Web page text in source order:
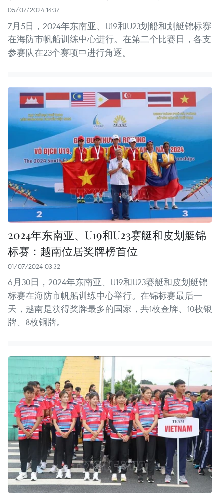
05/07/2024 14:37
7月5日，2024年东南亚、U19和U23划船和划艇锦标赛
在海防市帆船训练中心进行。在第二个比赛日，各支
参赛队在23个赛项中进行角逐。
2024年东南亚、U19和U23赛艇和皮划艇锦
标赛：越南位居奖牌榜首位
01/07/2024 03:32
6月30日，2024年东南亚、U19和U23赛艇和皮划艇锦
标赛在海防市帆船训练中心举行。在锦标赛最后一
天，越南是获得奖牌最多的国家，共1枚金牌、10枚银
牌、8枚铜牌。